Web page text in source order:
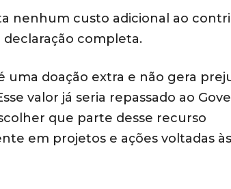
nenhum custo adicional ao
completa.
uma doação extra e não gera
valor já seria repassado ao
que parte desse recurso
em projetos e ações voltadas às